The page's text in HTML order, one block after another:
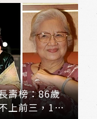
壽榜：86歲
上前三，103